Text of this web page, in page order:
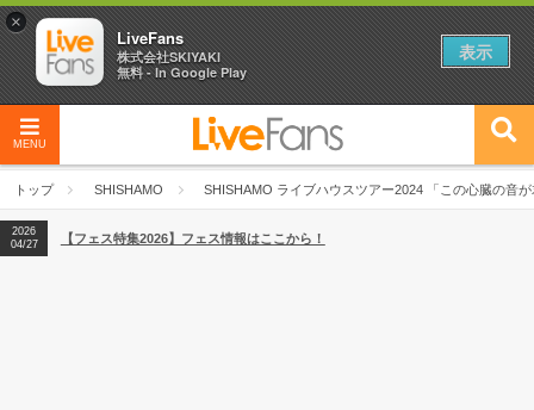
MENU
トップ SHISHAMO SHISHAMO ライブハウスツアー2024 「この心臓の音
2026
04/27
2026
【ライブ動員ランキング】2026年上半期編発表！
2026
04/27
【フェス特集2026】フェス情報はここから！
×
LiveFans
株式会社SKIYAKI
無料 - In Google Play
表示